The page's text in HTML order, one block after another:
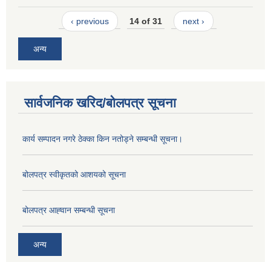
‹ previous 14 of 31 next ›
अन्य
सार्वजनिक खरिद/बोलपत्र सूचना
कार्य सम्पादन नगरे ठेक्का किन नतोड्ने सम्बन्धी सूचना।
बोलपत्र स्वीकृतको आशयको सूचना
बोलपत्र आह्‍वान सम्बन्धी सूचना
अन्य